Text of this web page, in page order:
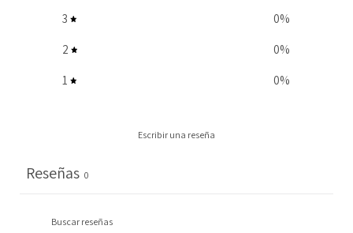
3 0%
2 0%
1 0%
Escribir una reseña
Reseñas 0